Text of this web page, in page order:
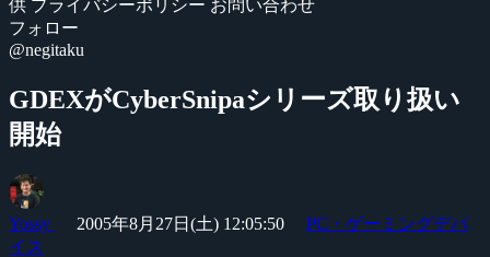
供 プライバシーポリシー お問い合わせ
フォロー
@negitaku
GDEXがCyberSnipaシリーズ取り扱い
開始
Yossy 2005年8月27日(土) 12:05:50
PC・ゲーミングデバ
イス